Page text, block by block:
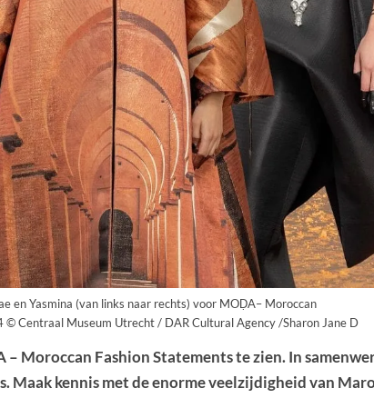
en Yasmina (van links naar rechts) voor MOḌA– Moroccan
© Centraal Museum Utrecht / DAR Cultural Agency /Sharon Jane D
Moroccan Fashion Statements te zien. In
kennis met de enorme veelzijdigheid van